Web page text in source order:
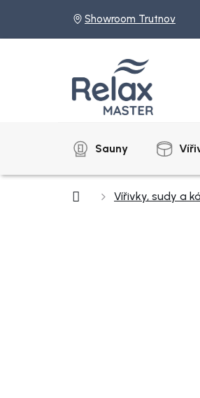
obsah
Showroom Trutnov
Sauny
DomůVířivky, sudy a